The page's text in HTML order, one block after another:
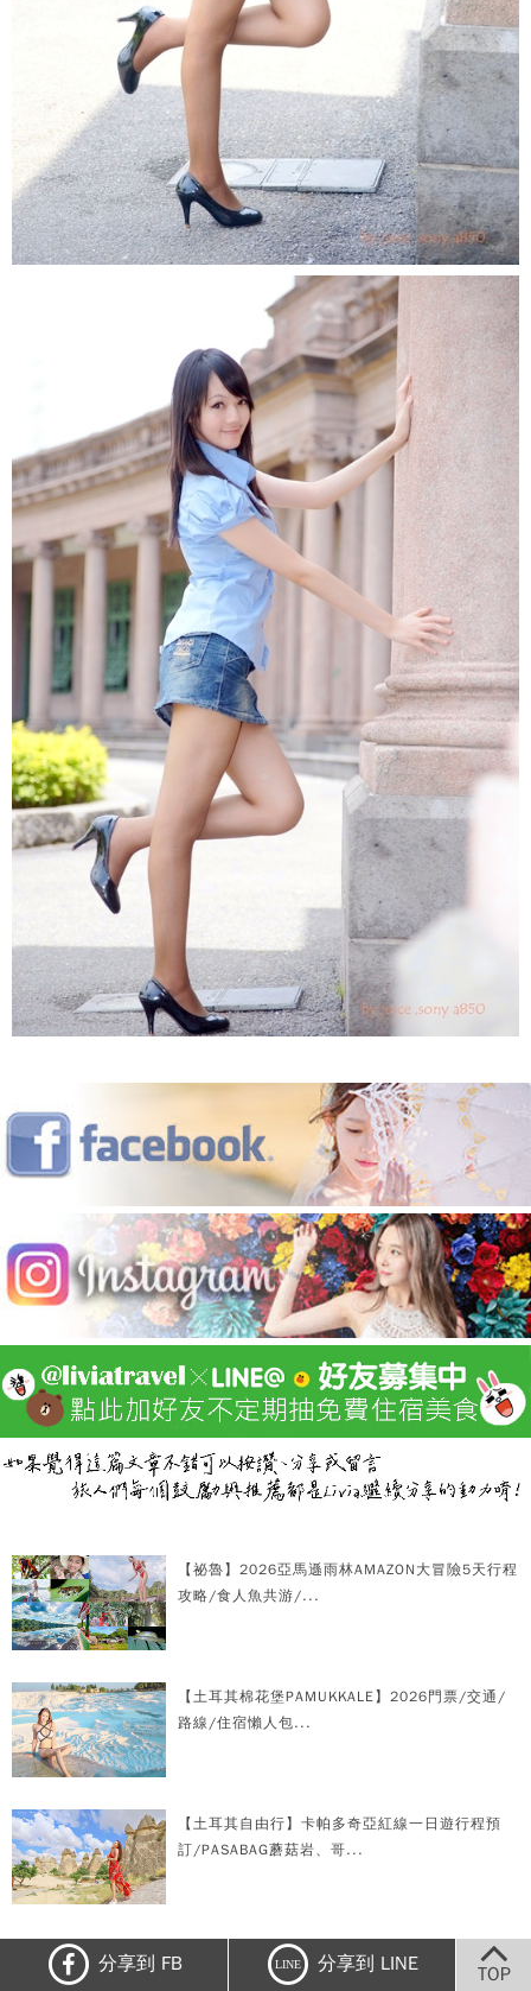
【祕魯】2026亞馬遜雨林AMAZON大冒險5天行程
攻略/食人魚共游/...
【土耳其棉花堡PAMUKKALE】2026門票/交通/
路線/住宿懶人包...
【土耳其自由行】卡帕多奇亞紅線一日遊行程預
訂/PASABAG蘑菇岩、哥...
【芬蘭追極光】ROVANIEMI羅凡尼米到
INARI/KAKSLAUT...
分享到 FB LINE 分享到 LINE TOP